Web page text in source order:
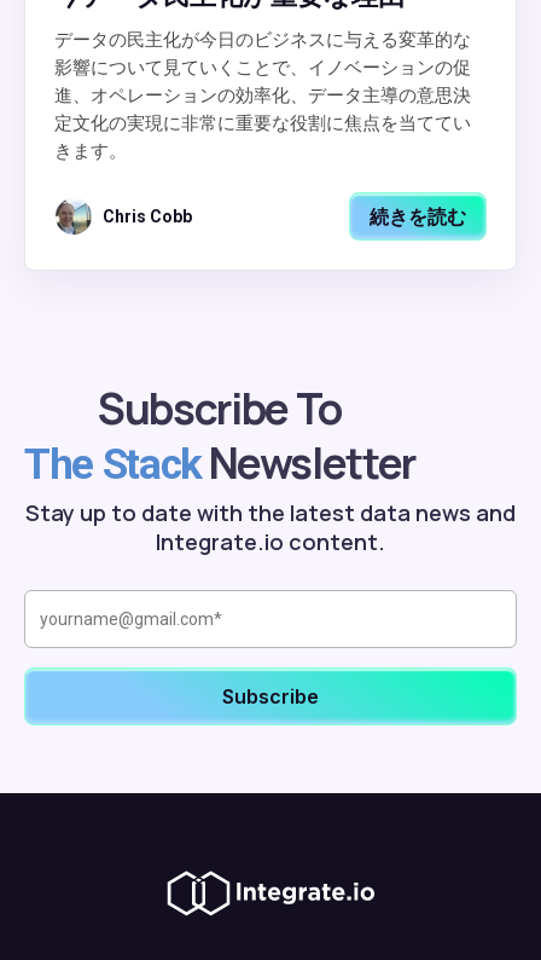
データの民主化が今日のビジネスに与える変革的な
影響について見ていくことで、イノベーションの促
進、オペレーションの効率化、データ主導の意思決
定文化の実現に非常に重要な役割に焦点を当ててい
きます。
Chris Cobb 続きを読む
Subscribe To
The StackNewsletter
Stay up to date with the latest data news and
Integrate.io content.